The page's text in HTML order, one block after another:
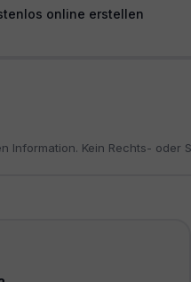
online erstellen
Information. Kein Rechts-